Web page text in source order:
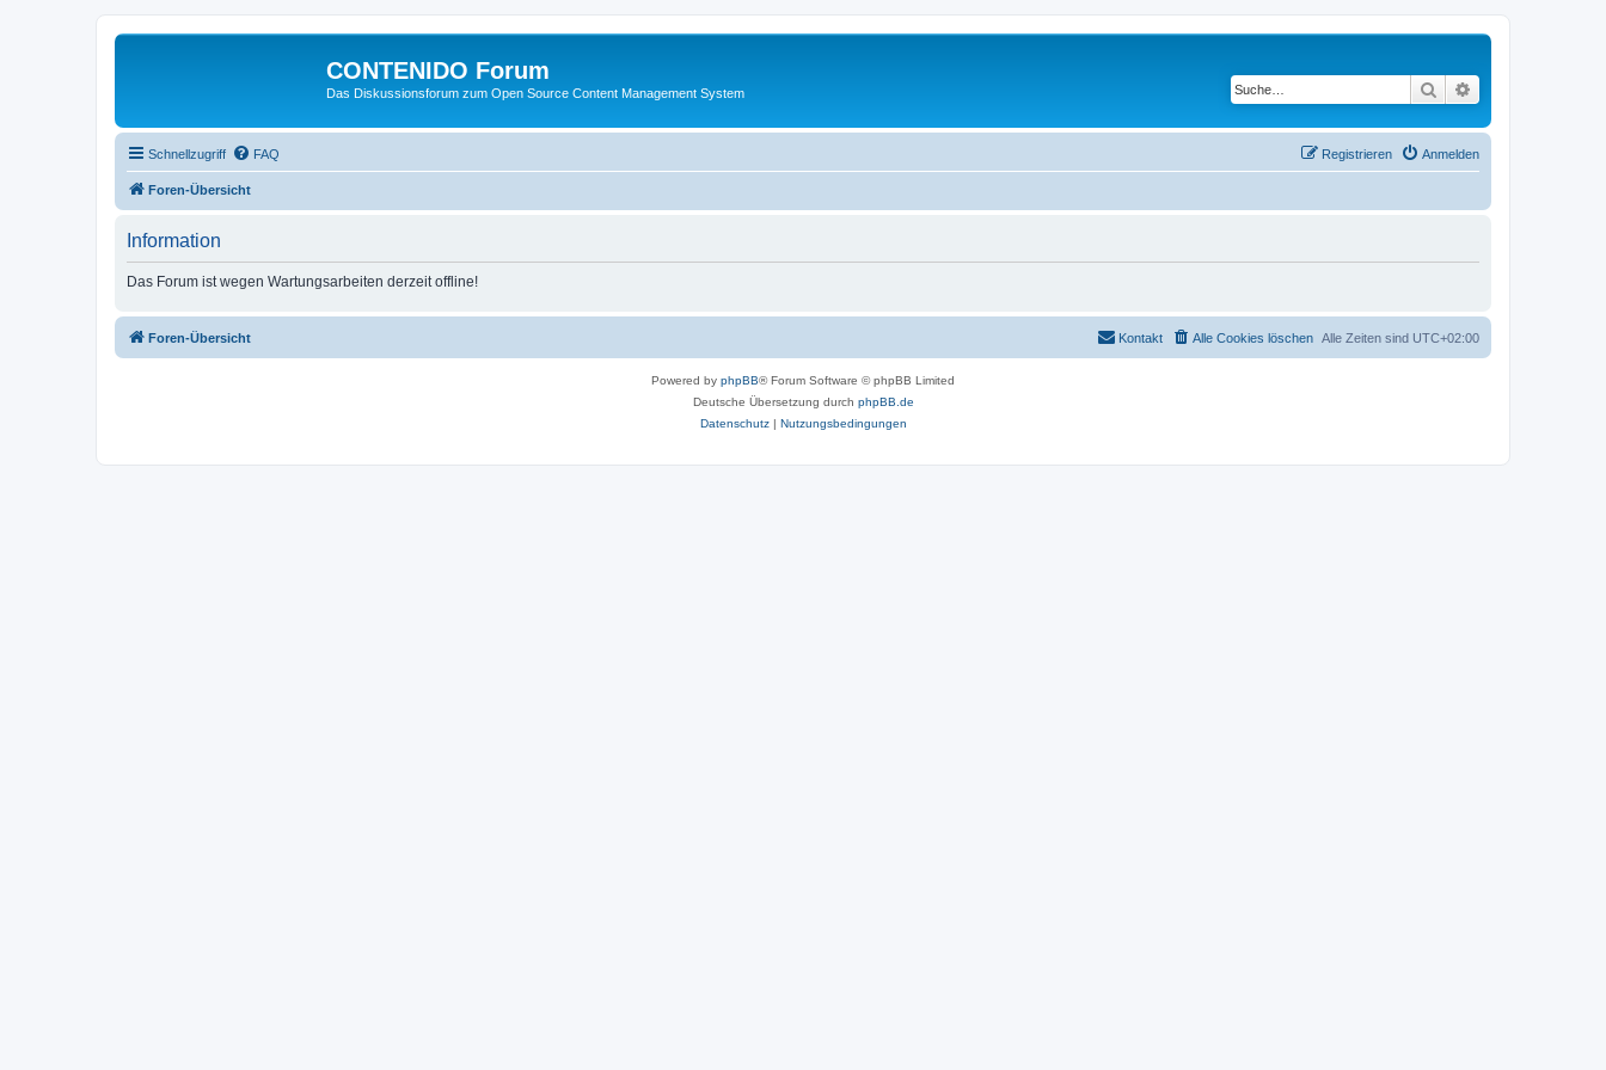
CONTENIDO Forum
Das Diskussionsforum zum Open Source Content Management System Suche
Schnellzugriff FAQ Anmelden
Registrieren
Foren-Übersicht
Information
Das Forum ist wegen Wartungsarbeiten derzeit offline!
Foren-Übersicht Alle Zeiten sind UTC+02:00
Alle Cookies löschen
Kontakt
Powered by phpBB® Forum Software © phpBB Limited
Deutsche Übersetzung durch phpBB.de
Datenschutz| Nutzungsbedingungen